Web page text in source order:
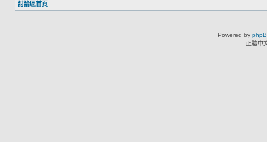
討論區首頁
Powered by
正體中